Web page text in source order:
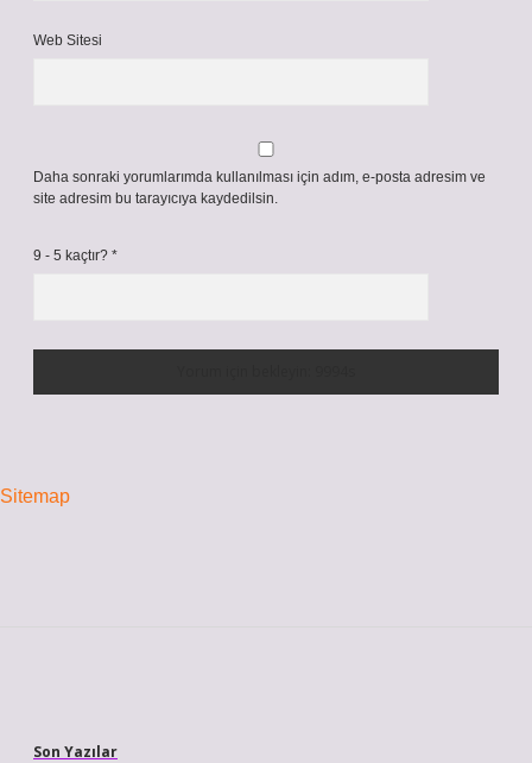
Web Sitesi
Daha sonraki yorumlarımda kullanılması için adım, e-posta adresim ve
site adresim bu tarayıcıya kaydedilsin.
9 - 5 kaçtır? *
Sitemap
Son Yazılar